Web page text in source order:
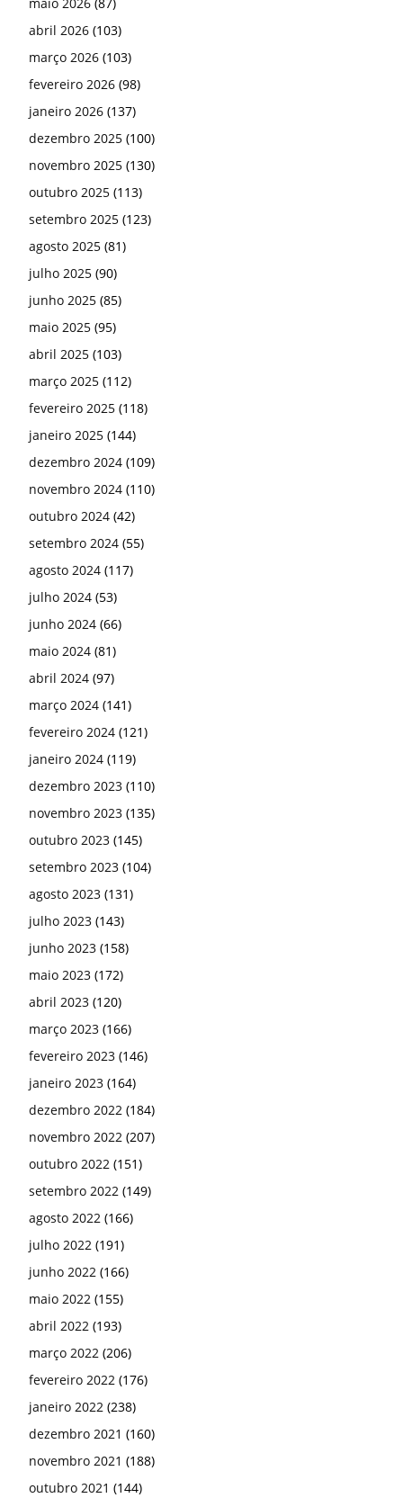
maio 2026 (87)
abril 2026 (103)
março 2026 (103)
fevereiro 2026 (98)
janeiro 2026 (137)
dezembro 2025 (100)
novembro 2025 (130)
outubro 2025 (113)
setembro 2025 (123)
agosto 2025 (81)
julho 2025 (90)
junho 2025 (85)
maio 2025 (95)
abril 2025 (103)
março 2025 (112)
fevereiro 2025 (118)
janeiro 2025 (144)
dezembro 2024 (109)
novembro 2024 (110)
outubro 2024 (42)
setembro 2024 (55)
agosto 2024 (117)
julho 2024 (53)
junho 2024 (66)
maio 2024 (81)
abril 2024 (97)
março 2024 (141)
fevereiro 2024 (121)
janeiro 2024 (119)
dezembro 2023 (110)
novembro 2023 (135)
outubro 2023 (145)
setembro 2023 (104)
agosto 2023 (131)
julho 2023 (143)
junho 2023 (158)
maio 2023 (172)
abril 2023 (120)
março 2023 (166)
fevereiro 2023 (146)
janeiro 2023 (164)
dezembro 2022 (184)
novembro 2022 (207)
outubro 2022 (151)
setembro 2022 (149)
agosto 2022 (166)
julho 2022 (191)
junho 2022 (166)
maio 2022 (155)
abril 2022 (193)
março 2022 (206)
fevereiro 2022 (176)
janeiro 2022 (238)
dezembro 2021 (160)
novembro 2021 (188)
outubro 2021 (144)